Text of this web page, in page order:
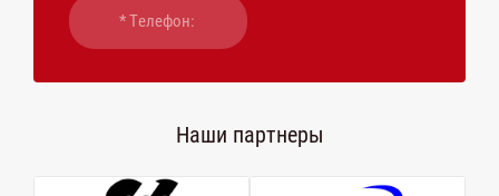
Наши партнеры